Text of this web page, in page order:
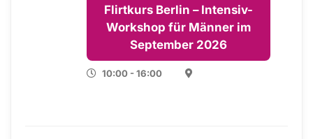
Flirtkurs Berlin – Intensiv-
Workshop für Männer im
September 2026
10:00 - 16:00